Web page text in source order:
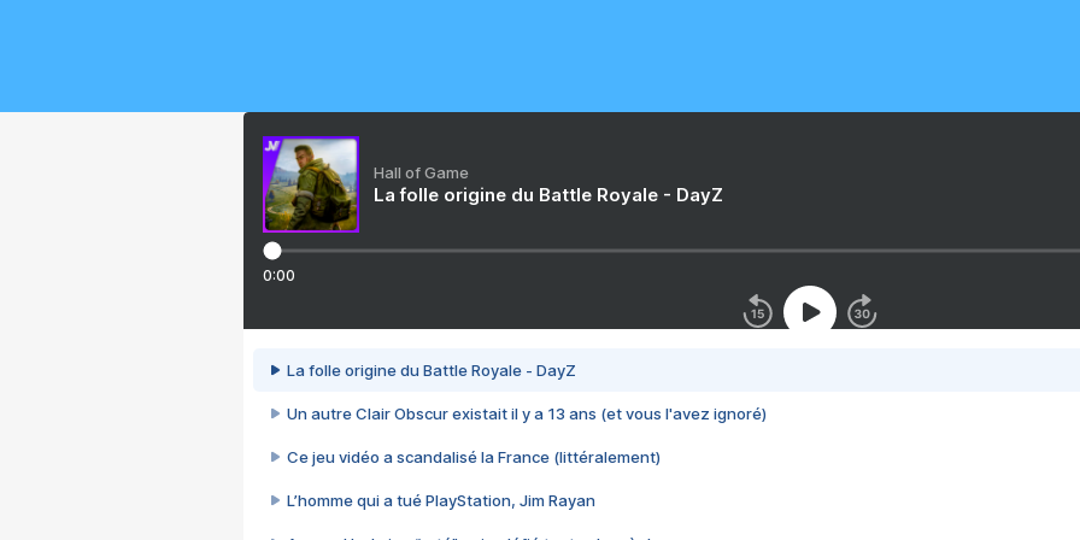
Hall of Game
La folle origine du Battle Royale - DayZ
0:00
La folle origine du Battle Royale - DayZ
Un autre Clair Obscur existait il y a 13 ans (et vous l'avez ignoré)
Ce jeu vidéo a scandalisé la France (littéralement)
L’homme qui a tué PlayStation, Jim Rayan